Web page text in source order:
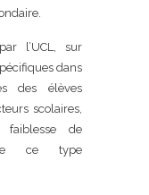
l’UCL, sur
dans
des élèves
scolaires,
de
ce type